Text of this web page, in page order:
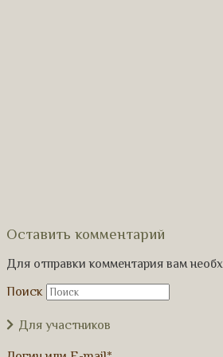
Оставить комментарий
Для отправки комментария вам
Поиск
Для участников